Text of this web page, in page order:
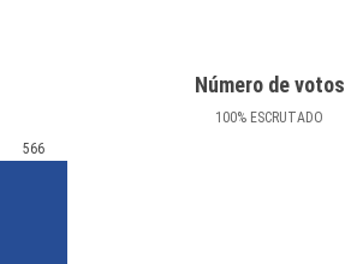
Número de votos
100% ESCRUTADO
566